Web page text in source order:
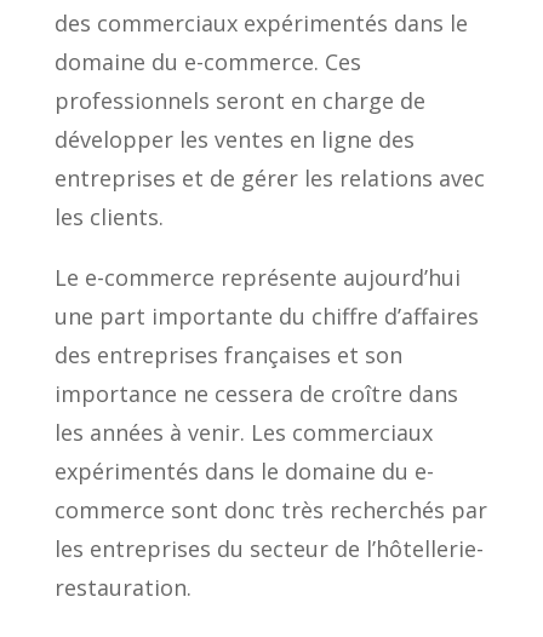
des commerciaux expérimentés dans le
domaine du e-commerce. Ces
professionnels seront en charge de
développer les ventes en ligne des
entreprises et de gérer les relations avec
les clients.
Le e-commerce représente aujourd’hui
une part importante du chiffre d’affaires
des entreprises françaises et son
importance ne cessera de croître dans
les années à venir. Les commerciaux
expérimentés dans le domaine du e-
commerce sont donc très recherchés par
les entreprises du secteur de l’hôtellerie-
restauration.